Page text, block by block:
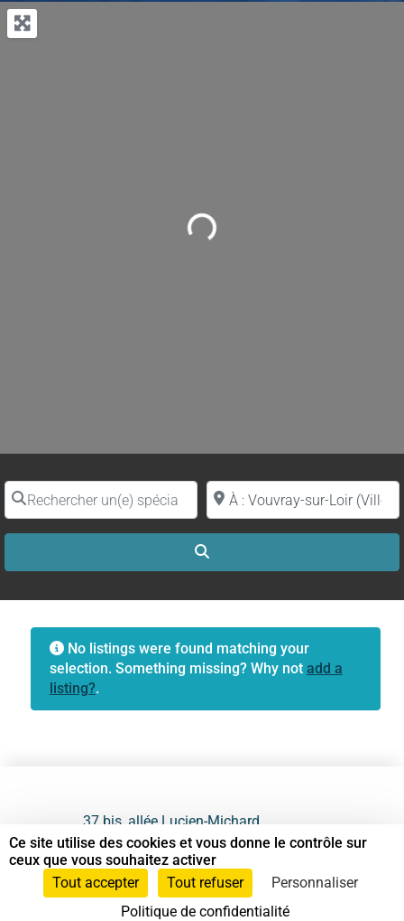
Loading...
Rechercher un(e) spécialiste par nomProche de (ville ou région)
No listings were found matching your
selection. Something missing? Why not add a
listing?.
37 bis, allée Lucien-Michard
93190 Livry-Gargan
06 61 87 28 09
Ce site utilise des cookies et vous donne le contrôle sur
ceux que vous souhaitez activer
Tout accepter
Tout refuser
Personnaliser
Politique de confidentialité